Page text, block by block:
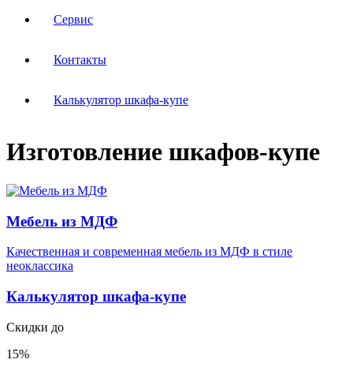
Сервис
Контакты
Калькулятор шкафа-купе
Изготовление шкафов-купе
Мебель из МДФ
Качественная и современная мебель из МДФ в стиле
неоклассика
Калькулятор шкафа-купе
Скидки до
15%